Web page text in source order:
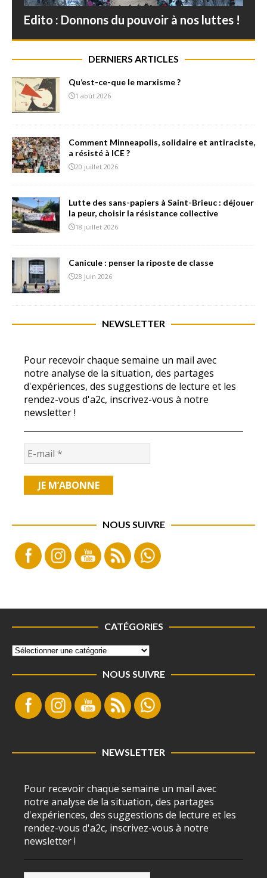
Edito : Donnons du pouvoir à nos luttes !
DERNIERS ARTICLES
Qu’est-ce-que le marxisme ?
1 août 2026
Comment Minneapolis, solidaire et antiraciste,
a résisté à ICE ?
20 juillet 2026
Lutte des sans-papiers à Saint-Brieuc : déjouer
la peur, choisir la résistance collective
18 juillet 2026
Canicule : penser la riposte de classe
28 juin 2026
NEWSLETTER
Pour recevoir chaque semaine un mail avec
notre analyse de la situation, des partages
d'expériences, des suggestions de lecture et les
rendez-vous d'a2c, inscrivez-vous à notre
newsletter !
NOUS SUIVRE
CATÉGORIES
NOUS SUIVRE
NEWSLETTER
Pour recevoir chaque semaine un mail avec
notre analyse de la situation, des partages
d'expériences, des suggestions de lecture et les
rendez-vous d'a2c, inscrivez-vous à notre
newsletter !